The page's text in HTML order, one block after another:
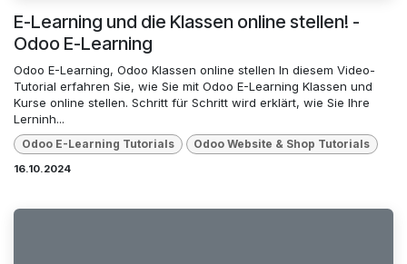
E-Learning und die Klassen online stellen! -
Odoo E-Learning
Odoo E-Learning, Odoo Klassen online stellen In diesem Video-
Tutorial erfahren Sie, wie Sie mit Odoo E-Learning Klassen und
Kurse online stellen. Schritt für Schritt wird erklärt, wie Sie Ihre
Lerninh...
Odoo E-Learning Tutorials Odoo Website & Shop Tutorials
16.10.2024